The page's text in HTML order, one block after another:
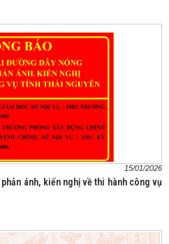
15/01/2026
ánh, kiến nghị về thi hành công vụ